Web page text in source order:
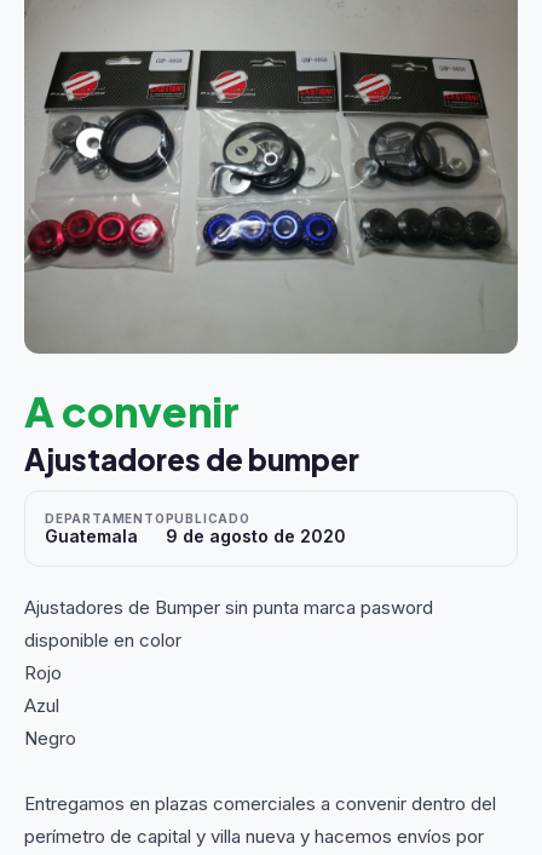
A convenir
Ajustadores de bumper
DEPARTAMENTO
Guatemala
PUBLICADO
9 de agosto de 2020
Ajustadores de Bumper sin punta marca pasword
disponible en color
Rojo
Azul
Negro
Entregamos en plazas comerciales a convenir dentro del
perímetro de capital y villa nueva y hacemos envíos por